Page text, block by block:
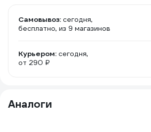
Самовывоз: сегодня,
бесплатно, из 9 магазинов
Курьером: сегодня,
от 290 ₽
Аналоги